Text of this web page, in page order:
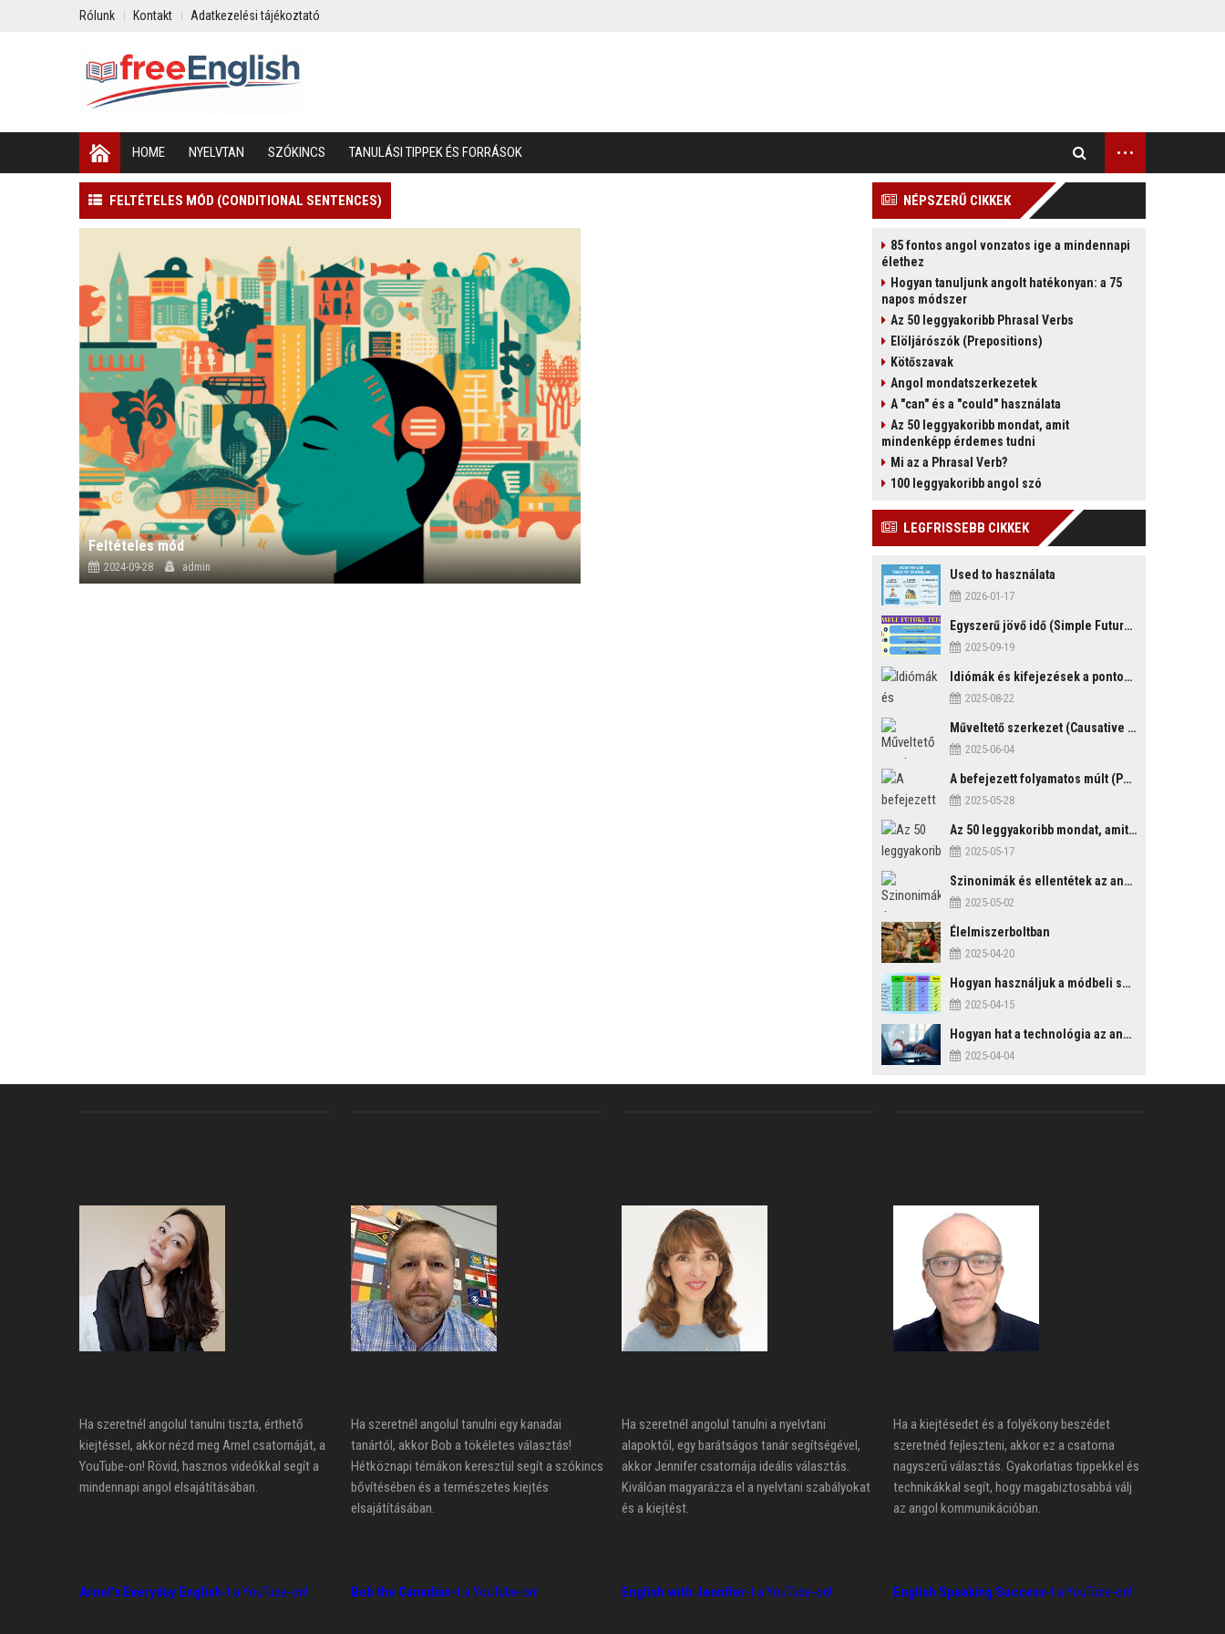
Rólunk Kontakt Adatkezelési tájékoztató
HOME NYELVTAN SZÓKINCS TANULÁSI TIPPEK ÉS FORRÁSOK ...
FELTÉTELES MÓD (CONDITIONAL SENTENCES)
Feltételes mód
2024-09-28 admin
NÉPSZERŰ CIKKEK
85 fontos angol vonzatos ige a mindennapi
élethez
Hogyan tanuljunk angolt hatékonyan: a 75
napos módszer
Az 50 leggyakoribb Phrasal Verbs
Elöljárószók (Prepositions)
Kötőszavak
Angol mondatszerkezetek
A "can" és a "could" használata
Az 50 leggyakoribb mondat, amit
mindenképp érdemes tudni
Mi az a Phrasal Verb?
100 leggyakoribb angol szó
LEGFRISSEBB CIKKEK
Used to használata
2026-01-17
Egyszerű jövő idő (Simple Future Tense)
2025-09-19
Idiómák és kifejezések a pontosság és késés témakörében
2025-08-22
Műveltető szerkezet (Causative Mood)
2025-06-04
A befejezett folyamatos múlt (Past Perfect Continuous Tense)
2025-05-28
Az 50 leggyakoribb mondat, amit mindenképp érdemes tudni
2025-05-17
Szinonimák és ellentétek az angol nyelvben
2025-05-02
Élelmiszerboltban
2025-04-20
Hogyan használjuk a módbeli segédigéket a feltételes mondatszerkezetekben?
2025-04-15
Hogyan hat a technológia az angol tanulási folyamatokra?
2025-04-04
Ha szeretnél angolul tanulni tiszta, érthető
kiejtéssel, akkor nézd meg Arnel csatornáját, a
YouTube-on! Rövid, hasznos videókkal segít a
mindennapi angol elsajátításában.
Arnel's Everyday English-t a YouTube-on!
Ha szeretnél angolul tanulni egy kanadai
tanártól, akkor Bob a tökéletes választás!
Hétköznapi témákon keresztül segít a szókincs
bővítésében és a természetes kiejtés
elsajátításában.
Bob the Canadian-t a YouTube-on!
Ha szeretnél angolul tanulni a nyelvtani
alapoktól, egy barátságos tanár segítségével,
akkor Jennifer csatornája ideális választás.
Kiválóan magyarázza el a nyelvtani szabályokat
és a kiejtést.
English with Jennifer-t a YouTube-on!
Ha a kiejtésedet és a folyékony beszédet
szeretnéd fejleszteni, akkor ez a csatorna
nagyszerű választás. Gyakorlatias tippekkel és
technikákkal segít, hogy magabiztosabbá válj
az angol kommunikációban.
English Speaking Success-t a YouTube-on!